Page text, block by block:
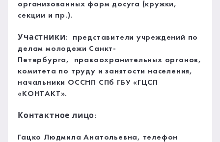
организованных форм досуга (кружки,
секции и пр.).
Участники: представители учреждений по
делам молодежи Санкт-
Петербурга, правоохранительных органов,
комитета по труду и занятости населения,
начальники ОССНП СПб ГБУ «ГЦСП
«КОНТАКТ».
Контактное лицо:
Гацко Людмила Анатольевна, телефон